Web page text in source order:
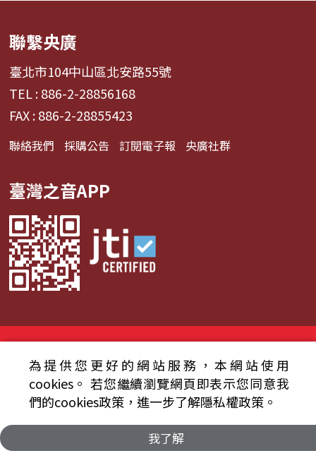
聯繫央廣
臺北市104中山區北安路55號
TEL : 886-2-28856168
FAX : 886-2-28855423
聯絡我們 採購公告 訂閱電子報 央廣社群
臺灣之音APP
資通安全政策聲明
服務條款 隱私權條款
為提供您更好的網站服務，本網站使用
cookies。 若您繼續瀏覽網頁即表示您同意我
們的cookies政策，進一步了解隱私權政策。
我了解